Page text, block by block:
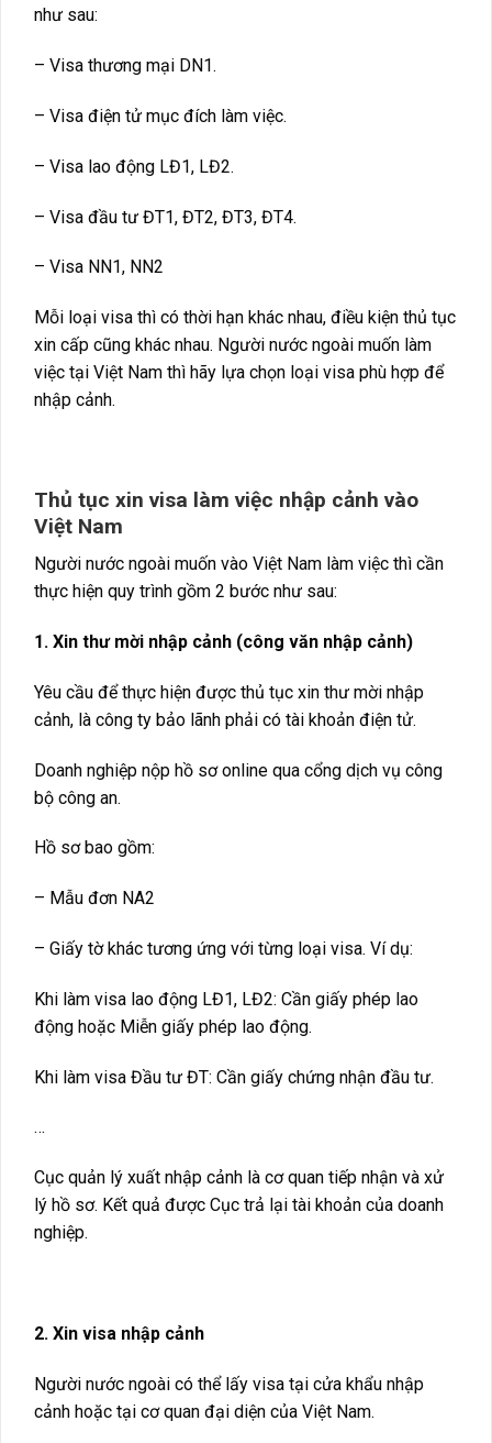
như sau:
– Visa thương mại DN1.
– Visa điện tử mục đích làm việc.
– Visa lao động LĐ1, LĐ2.
– Visa đầu tư ĐT1, ĐT2, ĐT3, ĐT4.
– Visa NN1, NN2
Mỗi loại visa thì có thời hạn khác nhau, điều kiện thủ tục
xin cấp cũng khác nhau. Người nước ngoài muốn làm
việc tại Việt Nam thì hãy lựa chọn loại visa phù hợp để
nhập cảnh.
Thủ tục xin visa làm việc nhập cảnh vào
Việt Nam
Người nước ngoài muốn vào Việt Nam làm việc thì cần
thực hiện quy trình gồm 2 bước như sau:
1. Xin thư mời nhập cảnh (công văn nhập cảnh)
Yêu cầu để thực hiện được thủ tục xin thư mời nhập
cảnh, là công ty bảo lãnh phải có tài khoản điện tử.
Doanh nghiệp nộp hồ sơ online qua cổng dịch vụ công
bộ công an.
Hồ sơ bao gồm:
– Mẫu đơn NA2
– Giấy tờ khác tương ứng với từng loại visa. Ví dụ:
Khi làm visa lao động LĐ1, LĐ2: Cần giấy phép lao
động hoặc Miễn giấy phép lao động.
Khi làm visa Đầu tư ĐT: Cần giấy chứng nhận đầu tư.
…
Cục quản lý xuất nhập cảnh là cơ quan tiếp nhận và xử
lý hồ sơ. Kết quả được Cục trả lại tài khoản của doanh
nghiệp.
2. Xin visa nhập cảnh
Người nước ngoài có thể lấy visa tại cửa khẩu nhập
cảnh hoặc tại cơ quan đại diện của Việt Nam.